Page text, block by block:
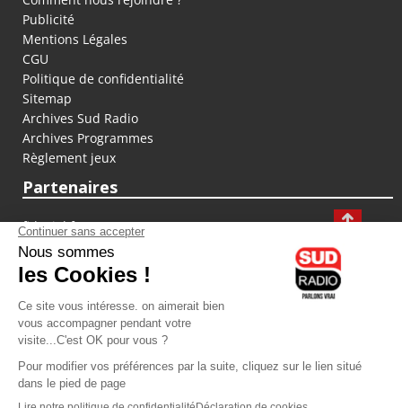
Publicité
Mentions Légales
CGU
Politique de confidentialité
Sitemap
Archives Sud Radio
Archives Programmes
Règlement jeux
Partenaires
fiducial.fr
lyoncapitale.fr
olympique-et-lyonnais.com
L'application Iphone / Android
Téléchargez l'application
Les cookies